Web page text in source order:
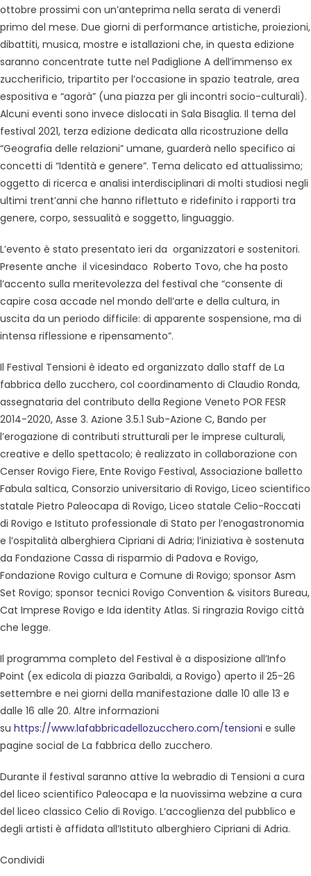
ottobre prossimi con un’anteprima nella serata di venerdì
primo del mese. Due giorni di performance artistiche, proiezioni,
dibattiti, musica, mostre e istallazioni che, in questa edizione
saranno concentrate tutte nel Padiglione A dell’immenso ex
zuccherificio, tripartito per l’occasione in spazio teatrale, area
espositiva e “agorà” (una piazza per gli incontri socio-culturali).
Alcuni eventi sono invece dislocati in Sala Bisaglia. Il tema del
festival 2021, terza edizione dedicata alla ricostruzione della
“Geografia delle relazioni” umane, guarderà nello specifico ai
concetti di “Identità e genere”. Tema delicato ed attualissimo;
oggetto di ricerca e analisi interdisciplinari di molti studiosi negli
ultimi trent’anni che hanno riflettuto e ridefinito i rapporti tra
genere, corpo, sessualità e soggetto, linguaggio.
L’evento è stato presentato ieri da organizzatori e sostenitori.
Presente anche il vicesindaco Roberto Tovo, che ha posto
l’accento sulla meritevolezza del festival che “consente di
capire cosa accade nel mondo dell’arte e della cultura, in
uscita da un periodo difficile: di apparente sospensione, ma di
intensa riflessione e ripensamento”.
Il Festival Tensioni è ideato ed organizzato dallo staff de La
fabbrica dello zucchero, col coordinamento di Claudio Ronda,
assegnataria del contributo della Regione Veneto POR FESR
2014-2020, Asse 3. Azione 3.5.1 Sub-Azione C, Bando per
l’erogazione di contributi strutturali per le imprese culturali,
creative e dello spettacolo; è realizzato in collaborazione con
Censer Rovigo Fiere, Ente Rovigo Festival, Associazione balletto
Fabula saltica, Consorzio universitario di Rovigo, Liceo scientifico
statale Pietro Paleocapa di Rovigo, Liceo statale Celio-Roccati
di Rovigo e Istituto professionale di Stato per l’enogastronomia
e l’ospitalità alberghiera Cipriani di Adria; l’iniziativa è sostenuta
da Fondazione Cassa di risparmio di Padova e Rovigo,
Fondazione Rovigo cultura e Comune di Rovigo; sponsor Asm
Set Rovigo; sponsor tecnici Rovigo Convention & visitors Bureau,
Cat Imprese Rovigo e Ida identity Atlas. Si ringrazia Rovigo città
che legge.
Il programma completo del Festival è a disposizione all’Info
Point (ex edicola di piazza Garibaldi, a Rovigo) aperto il 25-26
settembre e nei giorni della manifestazione dalle 10 alle 13 e
dalle 16 alle 20. Altre informazioni
su https://www.lafabbricadellozucchero.com/tensioni e sulle
pagine social de La fabbrica dello zucchero.
Durante il festival saranno attive la webradio di Tensioni a cura
del liceo scientifico Paleocapa e la nuovissima webzine a cura
del liceo classico Celio di Rovigo. L’accoglienza del pubblico e
degli artisti è affidata all’Istituto alberghiero Cipriani di Adria.
Condividi